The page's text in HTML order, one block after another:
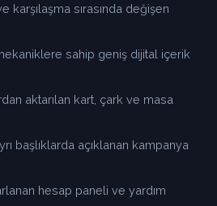
karşılaşma sırasında değişen
sahip geniş dijital içerik
aktarılan kart, çark ve masa
başlıklarda açıklanan kampanya
hesap paneli ve yardım